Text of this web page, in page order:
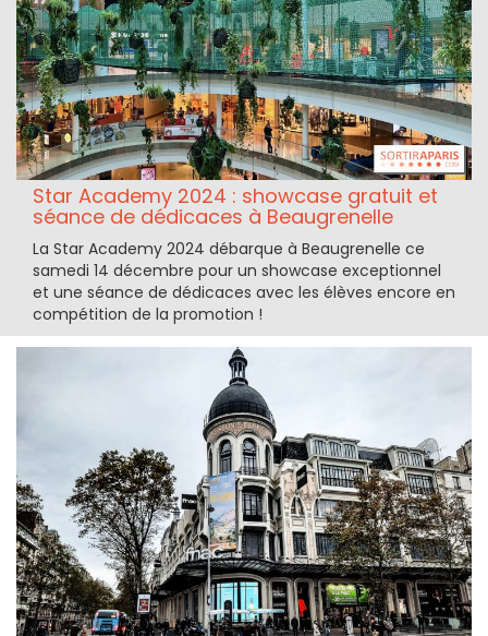
Star Academy 2024 : showcase gratuit et
séance de dédicaces à Beaugrenelle
La Star Academy 2024 débarque à Beaugrenelle ce
samedi 14 décembre pour un showcase exceptionnel
et une séance de dédicaces avec les élèves encore en
compétition de la promotion !